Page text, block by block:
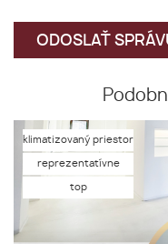
klimatizovaný priestor
reprezentatívne
top